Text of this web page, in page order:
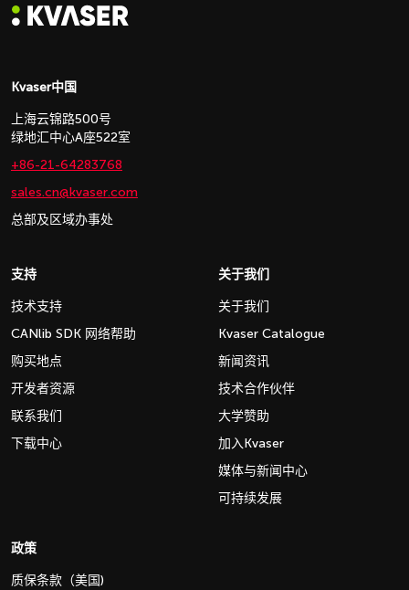
Kvaser中国
上海云锦路500号
绿地汇中心A座522室
+86-21-64283768
sales.cn@kvaser.com
总部及区域办事处
支持
技术支持
CANlib SDK 网络帮助
购买地点
开发者资源
联系我们
下载中心
关于我们
关于我们
Kvaser Catalogue
新闻资讯
技术合作伙伴
大学赞助
加入Kvaser
媒体与新闻中心
可持续发展
政策
质保条款（美国)